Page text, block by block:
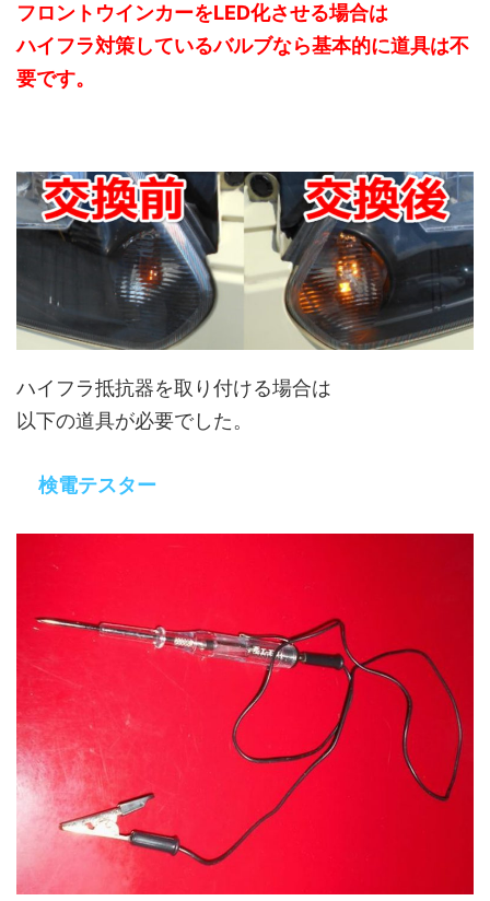
フロントウインカーをLED化させる場合は
ハイフラ対策しているバルブなら基本的に道具は不
要です。
ハイフラ抵抗器を取り付ける場合は
以下の道具が必要でした。
検電テスター